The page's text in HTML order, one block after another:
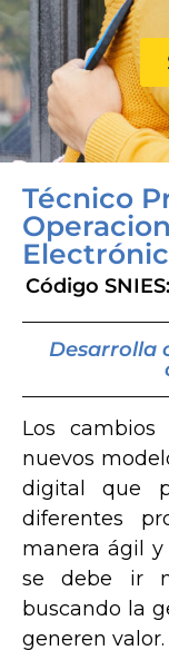
Técnico
Código SNIES:
Desarrolla
Los
nuevos
digital que
diferentes
manera ágil
se debe ir
buscando la
generen valor.